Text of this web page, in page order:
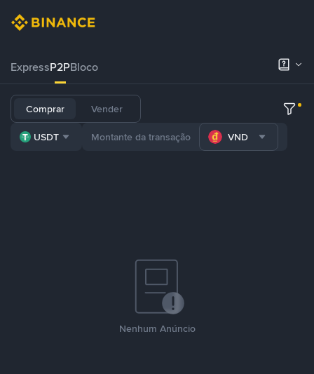
ExpressP2PBloco
Comprar Vender
USDT VND
Nenhum Anúncio